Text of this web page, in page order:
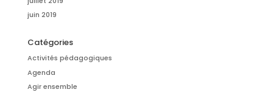
juin 2019
Catégories
Activités pédagogiques
Agenda
Agir ensemble